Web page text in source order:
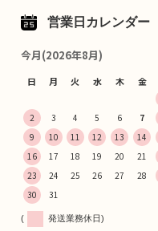
営業日カレンダー
今月(2026年8月)
日 月 火 水 木 金
2
3 4 5 6 7
9
10 11 12 13 14
16
17 18 19 20 21
23
24 25 26 27 28
30
31
( 発送業務休日)